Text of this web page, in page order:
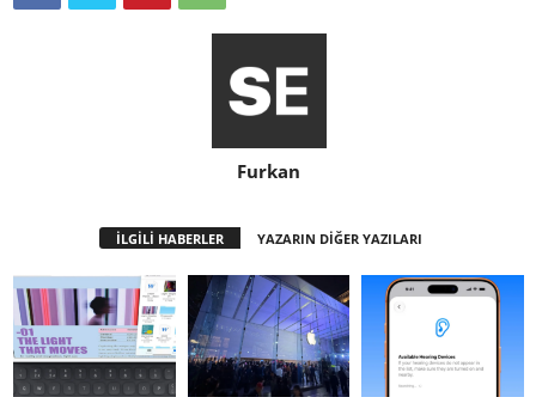
Furkan
İLGİLİ HABERLER YAZARIN DİĞER YAZILARI